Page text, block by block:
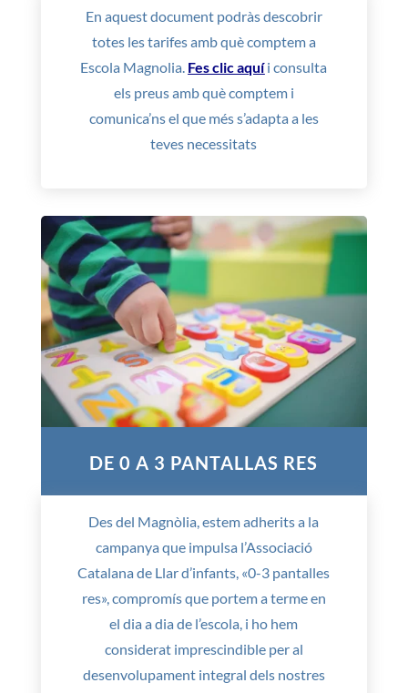
En aquest document podràs descobrir
totes les tarifes amb què comptem a
Escola Magnolia. Fes clic aquíi consulta
els preus amb què comptem i
comunica’ns el que més s’adapta a les
teves necessitats
DE 0 A 3 PANTALLAS RES
Des del Magnòlia, estem adherits a la
campanya que impulsa l’Associació
Catalana de Llar d’infants, «0-3 pantalles
res», compromís que portem a terme en
el dia a dia de l’escola, i ho hem
considerat imprescindible per al
desenvolupament integral dels nostres